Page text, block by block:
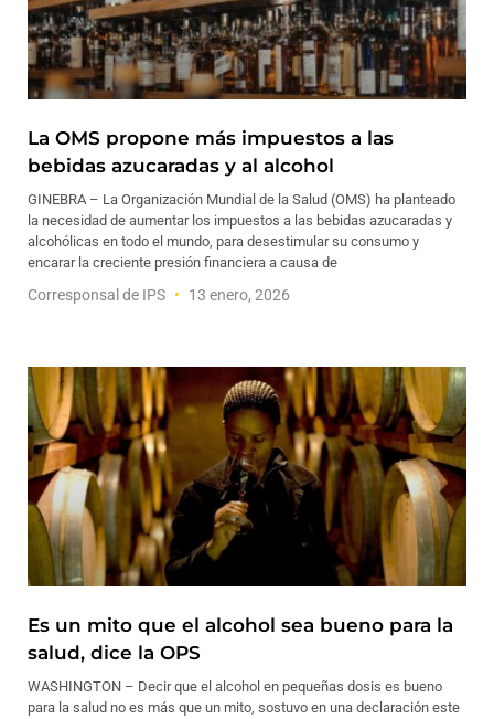
La OMS propone más impuestos a las
bebidas azucaradas y al alcohol
GINEBRA – La Organización Mundial de la Salud (OMS) ha planteado
la necesidad de aumentar los impuestos a las bebidas azucaradas y
alcohólicas en todo el mundo, para desestimular su consumo y
encarar la creciente presión financiera a causa de
Corresponsal de IPS 13 enero, 2026
Es un mito que el alcohol sea bueno para la
salud, dice la OPS
WASHINGTON – Decir que el alcohol en pequeñas dosis es bueno
para la salud no es más que un mito, sostuvo en una declaración este